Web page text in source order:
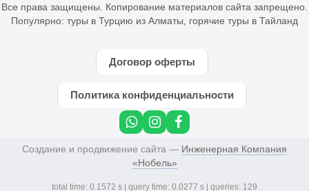
Все права защищены. Копирование материалов сайта запрещено.
Популярно: туры в Турцию из Алматы горячие туры в Тайланд
Договор оферты
Политика конфиденциальности
Создание и продвижение сайта — Инженерная Компания
«Нобель»
total time: 0.1572 s | query time: 0.0277 s | queries: 129